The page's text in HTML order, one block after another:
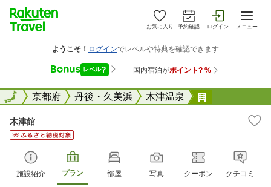
お気に入り 予約確認 ログイン メニュー
全国京都府 丹後・久美浜 木津温泉
全国
木津館
施設紹介 プラン 部屋 写真 クーポン クチコミ